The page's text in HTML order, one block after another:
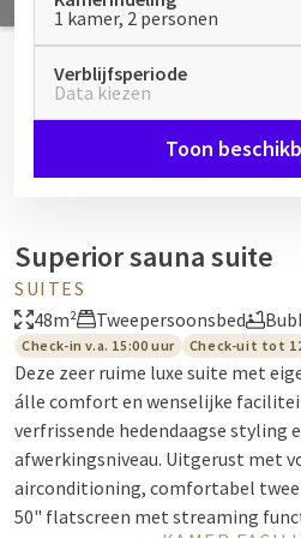
1 kamer, 2 personen
Verblijfsperiode
Data kiezen
Toon
Superior sauna suite
SUITES
48m²
Tweepersoonsbed
Check-in v.a. 15:00 uur Check-uit tot
Deze zeer ruime luxe suite met
álle comfort en wenselijke
verfrissende hedendaagse styling
afwerkingsniveau. Uitgerust met
airconditioning, comfortabel
50" flatscreen met streaming